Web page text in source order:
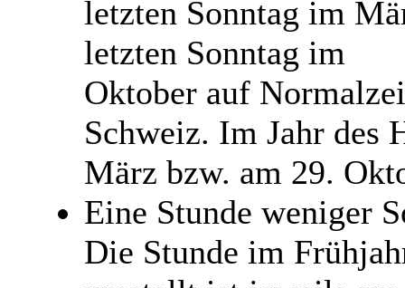
letzten Sonntag im
letzten Sonntag im
Oktober auf
Schweiz. Im Jahr des
März bzw. am 29.
Eine Stunde weniger
Die Stunde im